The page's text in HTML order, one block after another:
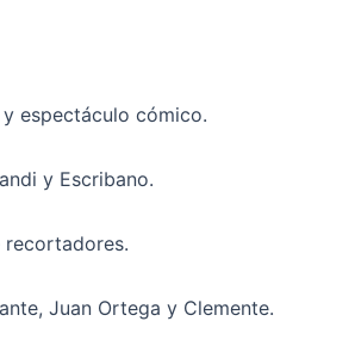
espectáculo cómico.
y Escribano.
Juan Ortega y Clemente.